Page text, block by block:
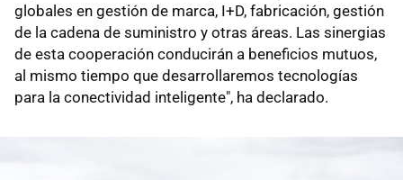
globales en gestión de marca, I+D, fabricación, gestión
de la cadena de suministro y otras áreas. Las sinergias
de esta cooperación conducirán a beneficios mutuos,
al mismo tiempo que desarrollaremos tecnologías
para la conectividad inteligente", ha declarado.